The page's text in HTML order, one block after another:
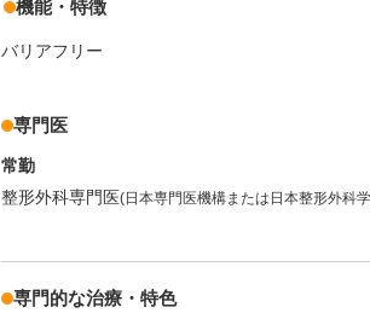
機能・特徴
バリアフリー
専門医
常勤
整形外科専門医(日本専門医機構または日本整形外科
専門的な治療・特色